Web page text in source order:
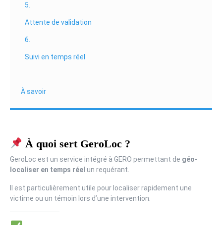
5.
Attente de validation
6.
Suivi en temps réel
À savoir
À quoi sert GeroLoc ?
GeroLoc est un service intégré à GERO permettant de géo-
localiser en temps réel un requérant.
Il est particulièrement utile pour localiser rapidement une
victime ou un témoin lors d’une intervention.